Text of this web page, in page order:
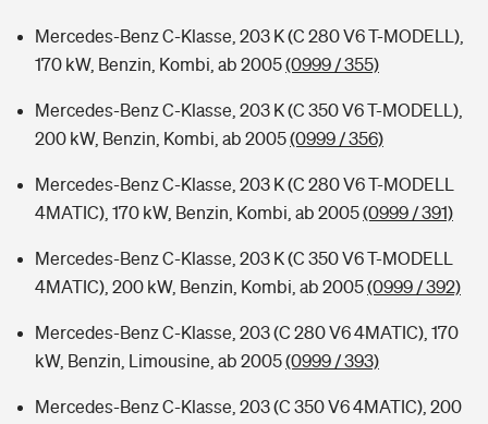
Mercedes-Benz C-Klasse, 203 K (C 280 V6 T-MODELL),
170 kW, Benzin, Kombi, ab 2005(0999 / 355)
Mercedes-Benz C-Klasse, 203 K (C 350 V6 T-MODELL),
200 kW, Benzin, Kombi, ab 2005(0999 / 356)
Mercedes-Benz C-Klasse, 203 K (C 280 V6 T-MODELL
4MATIC), 170 kW, Benzin, Kombi, ab 2005(0999 / 391)
Mercedes-Benz C-Klasse, 203 K (C 350 V6 T-MODELL
4MATIC), 200 kW, Benzin, Kombi, ab 2005(0999 / 392)
Mercedes-Benz C-Klasse, 203 (C 280 V6 4MATIC), 170
kW, Benzin, Limousine, ab 2005(0999 / 393)
Mercedes-Benz C-Klasse, 203 (C 350 V6 4MATIC), 200